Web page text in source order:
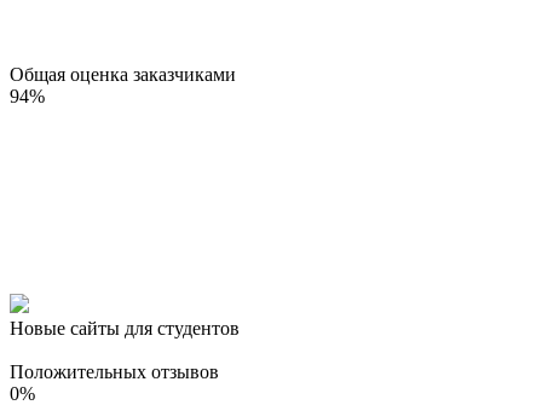
Общая оценка заказчиками
94%
Новые сайты для студентов
Положительных отзывов
0%